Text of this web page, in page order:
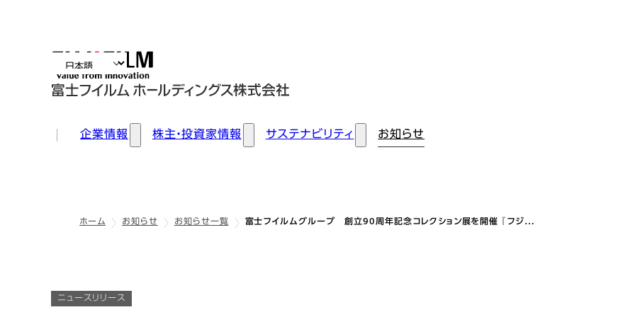
企業情報 株主・投資家情報 サステナビリティ お知らせ
ホーム お知らせ お知らせ一覧 富士フイルムグループ 創立90周年記念コレクション展を開催 ​​​​​​​『フジ…
ニュースリリース